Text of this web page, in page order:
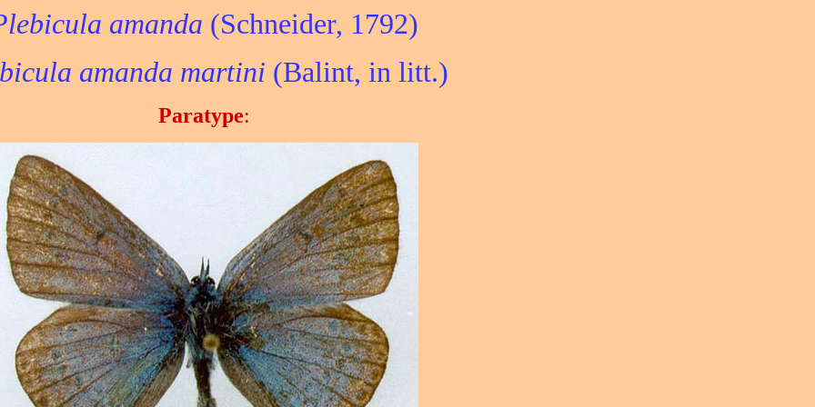
amanda (Schneider, 1792)
amanda martini (Balint, in litt.)
Paratype: